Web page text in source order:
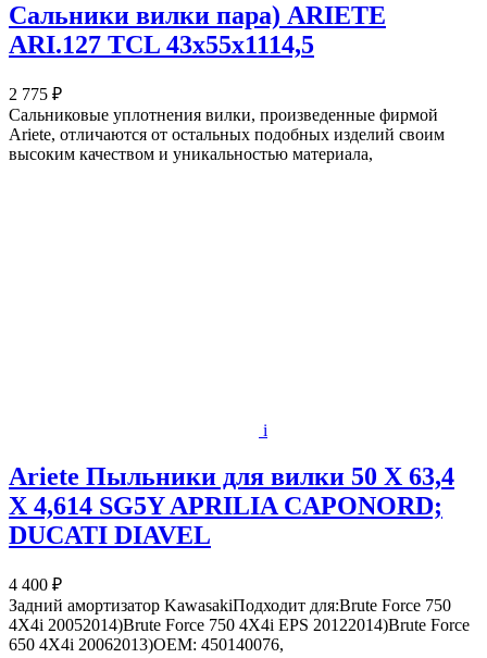
Сальники вилки пара) ARIETE
ARI.127 TCL 43x55x1114,5
2 775 ₽
Сальниковые уплотнения вилки, произведенные фирмой
Ariete, отличаются от остальных подобных изделий своим
высоким качеством и уникальностью материала,
i
Ariete Пыльники для вилки 50 X 63,4
X 4,614 SG5Y APRILIA CAPONORD;
DUCATI DIAVEL
4 400 ₽
Задний амортизатор KawasakiПодходит для:Brute Force 750
4X4i 20052014)Brute Force 750 4X4i EPS 20122014)Brute Force
650 4X4i 20062013)OEM: 450140076,